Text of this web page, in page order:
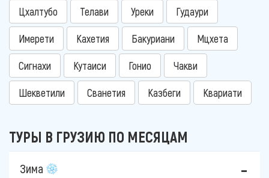
Цхалтубо Телави Уреки Гудаури
Имерети Кахетия Бакуриани Мцхета
Сигнахи Кутаиси Гонио Чакви
Шекветили Сванетия Казбеги Квариати
ТУРЫ В ГРУЗИЮ ПО МЕСЯЦАМ
Зима